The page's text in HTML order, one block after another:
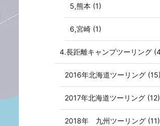
5,熊本 (1)
6,宮崎 (1)
4.長距離キャンプツーリング
2016年北海道ツーリング (15)
2017年北海道ツーリング (12)
2018年 九州ツーリング (11)